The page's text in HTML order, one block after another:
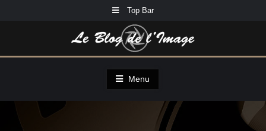
Top Bar
Menu